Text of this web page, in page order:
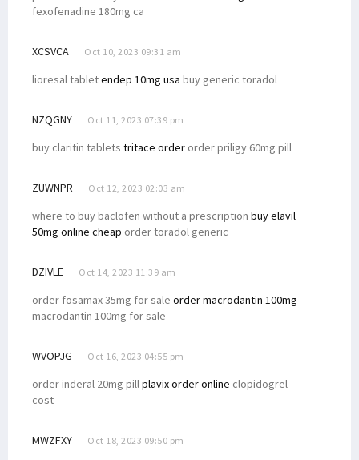
fexofenadine 180mg ca
XCSVCA Oct 10, 2023 09:31 am
lioresal tabletendep 10mg usa buy generic toradol
NZQGNY Oct 11, 2023 07:39 pm
buy claritin tablets tritace order order priligy 60mg pill
ZUWNPR Oct 12, 2023 02:03 am
where to buy baclofen without a prescription buy elavil
50mg online cheap order toradol generic
DZIVLE Oct 14, 2023 11:39 am
order fosamax 35mg for sale order macrodantin 100mg
macrodantin 100mg for sale
WVOPJG Oct 16, 2023 04:55 pm
order inderal 20mg pillplavix order online clopidogrel
cost
MWZFXY Oct 18, 2023 09:50 pm